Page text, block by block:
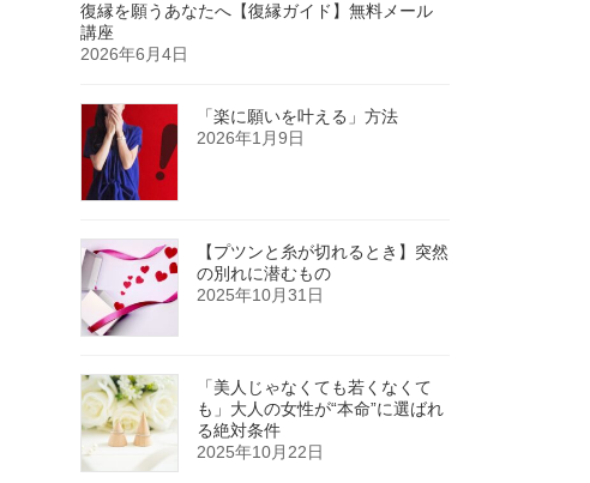
復縁を願うあなたへ【復縁ガイド】無料メール
講座
2026年6月4日
「楽に願いを叶える」方法
2026年1月9日
【プツンと糸が切れるとき】突然
の別れに潜むもの
2025年10月31日
「美人じゃなくても若くなくて
も」大人の女性が“本命”に選ばれ
る絶対条件
2025年10月22日